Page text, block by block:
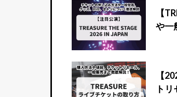
【
や一
【
ト